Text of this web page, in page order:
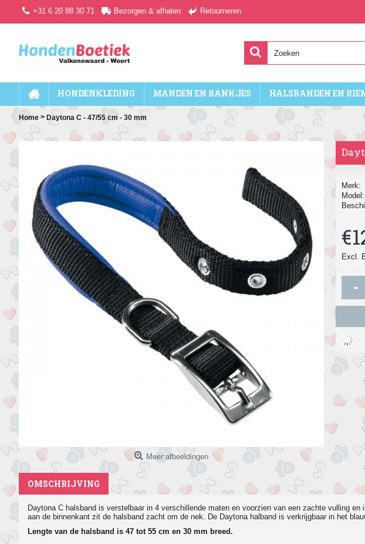
+31 6 20 88 30 71 Bezorgen & afhalen Retourneren
HONDENKLEDING MANDEN EN BANKJES HALSBANDEN EN
Home > Daytona C - 47/55 cm - 30 mm
Meer afbeeldingen
Merk:
Model:
Excl.
-
OMSCHRIJVING
Daytona C halsband is verstelbaar in 4 verschillende maten en voorzien van een zachte vulling
aan de binnenkant zit de halsband zacht om de nek. De Daytona halband is verkrijgbaar in het
Lengte van de halsband is 47 tot 55 cm en 30 mm breed.